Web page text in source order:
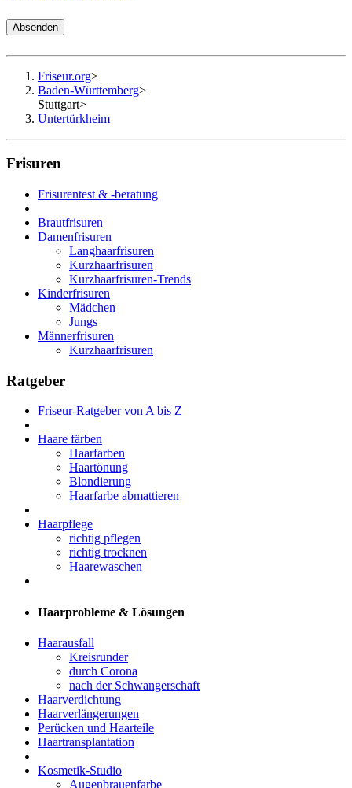
Absenden
Friseur.org>
Baden-Württemberg>
Stuttgart>
Untertürkheim
Frisuren
Frisurentest & -beratung
Brautfrisuren
Damenfrisuren
Langhaarfrisuren
Kurzhaarfrisuren
Kurzhaarfrisuren-Trends
Kinderfrisuren
Mädchen
Jungs
Männerfrisuren
Kurzhaarfrisuren
Ratgeber
Friseur-Ratgeber von A bis Z
Haare färben
Haarfarben
Haartönung
Blondierung
Haarfarbe abmattieren
Haarpflege
richtig pflegen
richtig trocknen
Haarewaschen
Haarprobleme & Lösungen
Haarausfall
Kreisrunder
durch Corona
nach der Schwangerschaft
Haarverdichtung
Haarverlängerungen
Perücken und Haarteile
Haartransplantation
Kosmetik-Studio
Augenbrauenfarbe